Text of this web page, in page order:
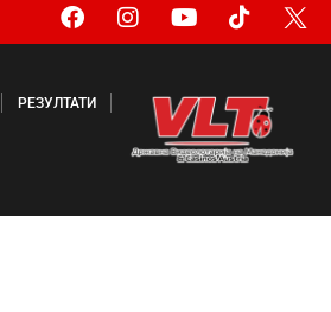
РЕЗУЛТАТИ